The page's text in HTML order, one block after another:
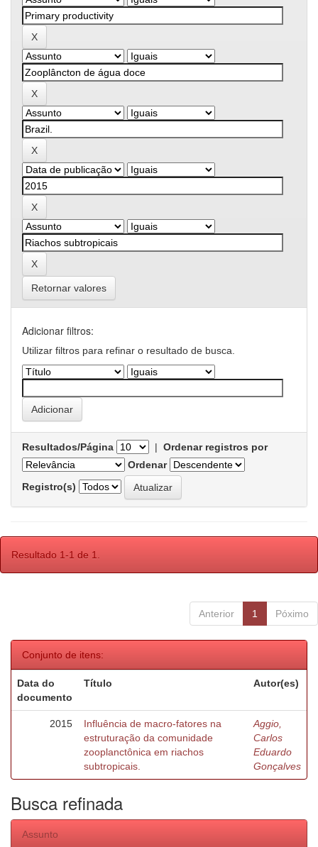
Retornar valores
Adicionar filtros:
Utilizar filtros para refinar o resultado de busca.
Resultados/Página | Ordenar registros por
Ordenar
Registro(s)
Resultado 1-1 de 1.
Anterior 1 Póximo
Conjunto de itens:
Data do
documento
Título Autor(es)
2015
Influência de macro-fatores na
estruturação da comunidade
zooplanctônica em riachos
subtropicais.
Aggio,
Carlos
Eduardo
Gonçalves
Busca refinada
Assunto